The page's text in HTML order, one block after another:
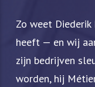
Zo weet
heeft — en wij
zijn bedrijven
worden, hij